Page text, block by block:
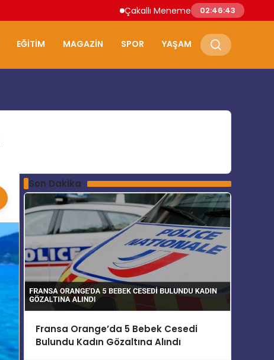
Çakallı Menemeni Nerede Yenir?
02:46:44
EĞITIM MAGAZIN SPOR YAŞAM
Son Dakika
Fransa Orange’da 5 Bebek Cesedi
Bulundu Kadın Gözaltına Alındı